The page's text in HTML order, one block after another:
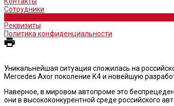
Сотрудники
Реквизиты
Политика конфиденциальности
Уникальнейшая ситуация сложилась на
Mercedes Axor поколение К4 и новейшую
Наверное, в мировом автопроме это
они в высококонкурентной среде российского